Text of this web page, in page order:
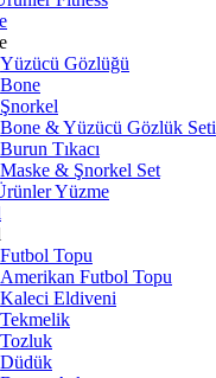
Yüzücü Gözlüğü
Bone
Şnorkel
Bone & Yüzücü Gözlük Seti
Burun Tıkacı
Maske & Şnorkel Set
Yüzme
Futbol Topu
Amerikan Futbol Topu
Kaleci Eldiveni
Tekmelik
Tozluk
Düdük